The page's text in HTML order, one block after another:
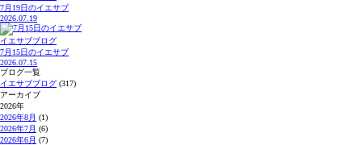
7月19日のイエサブ
2026.07.19
イエサブブログ
7月15日のイエサブ
2026.07.15
ブログ一覧
イエサブブログ (317)
アーカイブ
2026年
2026年8月 (1)
2026年7月 (6)
2026年6月 (7)